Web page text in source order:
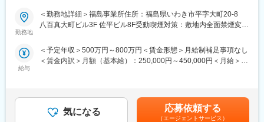
当社は2023年2月に設立された楽天グループ100％出資の新会社
で、事業運営に必要な企画、立ち上げ、コンサルティング、オペ
変更の範囲：会社の定める業務
サービス知識・業務の流れなど基礎から学べ、楽天グループ共通
のeラーニングでビジネススキルの習得も可能。未経験でも安心し
■このポジションの魅力：
◇未経験でも成長しやすいシンプルなオペレーション
く、早期に独り立ちが可能です。
◇事業づくりに携われるやりがい
後発キャリアだからこそ柔軟で風通しがよく、改善提案や企画が
★官公庁案件中心・福島復興×環境領域に貢献できる社会性の高い
事業
★新宿勤務×週4在宅可・月残業20h程度の柔軟な働き方
■業務概要
福島県内における環境回復・復興支援に関する調査・解析・調整
勤務地
＜勤務地詳細＞福島事業所住所：福島県いわき市平字大町20-8
八百真大町ビル3F 佐平ビル8F受動喫煙対策：敷地内全面禁煙変更
給与
＜予定年収＞500万円～800万円＜賃金形態＞月給制補足事項なし
＜賃金内訳＞月額（基本給）：250,000円～450,000円＜月給＞
考を通じて上下する可能性があります。月給(月額)は固定手当を含
めた表記です。
気になる 応募依頼する
（エージェントサービス）